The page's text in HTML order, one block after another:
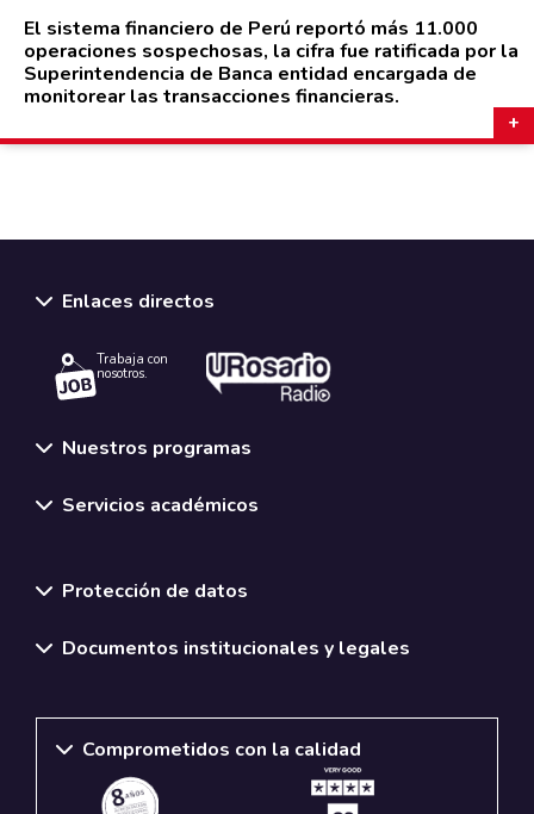
El sistema financiero de Perú reportó más 11.000
operaciones sospechosas, la cifra fue ratificada por la
Superintendencia de Banca entidad encargada de
monitorear las transacciones financieras.
Enlaces directos
Trabaja con
nosotros.
Nuestros programas
Servicios académicos
Protección de datos
Documentos institucionales y legales
Comprometidos con la calidad